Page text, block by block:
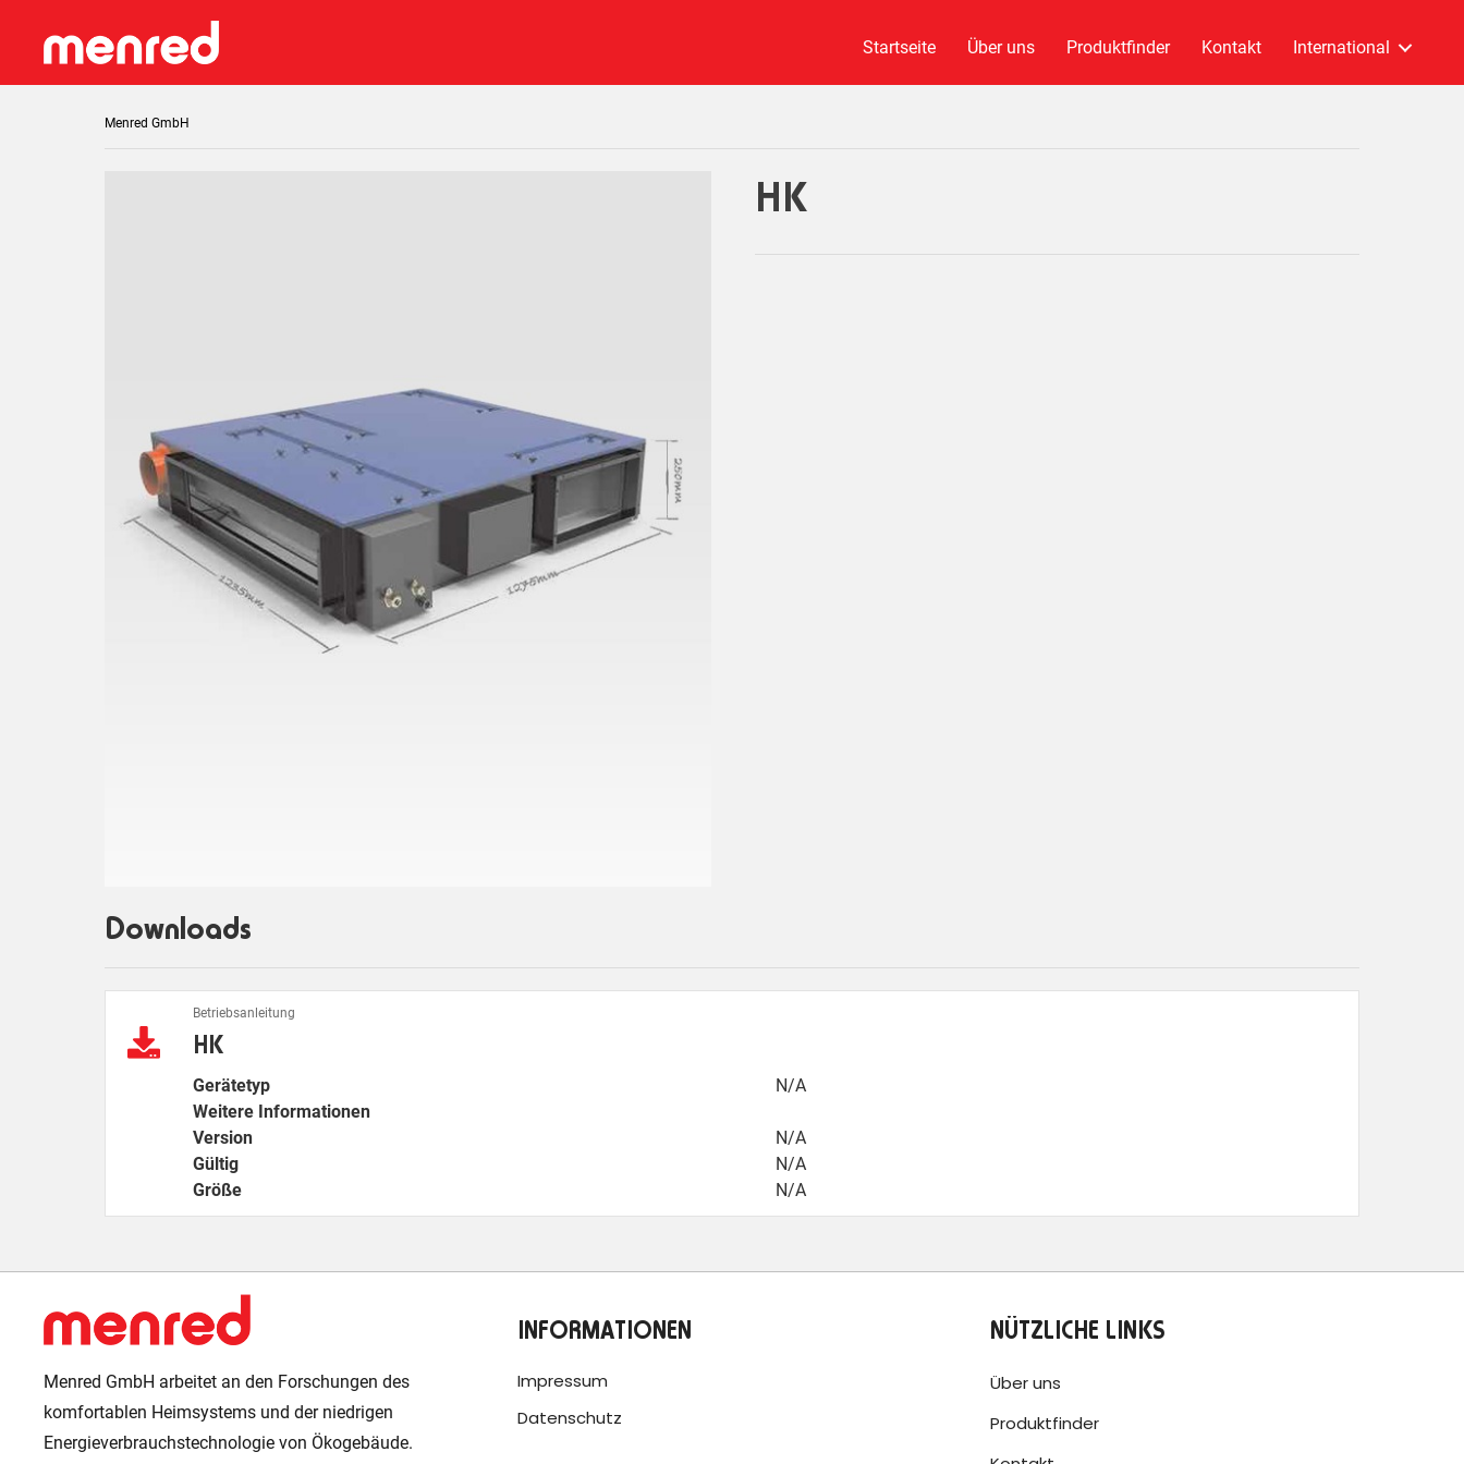
Startseite Über uns Produktfinder Kontakt International
Menred GmbH
HK
Downloads
Betriebsanleitung
HK
Gerätetyp
N/A
Weitere Informationen
Version
N/A
Gültig
N/A
Größe
N/A
Menred GmbH arbeitet an den Forschungen des
komfortablen Heimsystems und der niedrigen
Energieverbrauchstechnologie von Ökogebäude.
INFORMATIONEN
Impressum
Datenschutz
NÜTZLICHE LINKS
Über uns
Produktfinder